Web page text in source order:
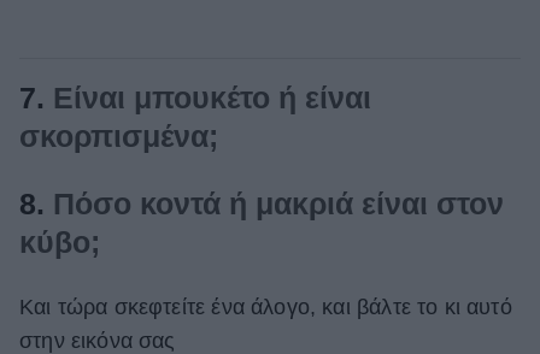
7. Είναι μπουκέτο ή είναι
σκορπισμένα;
8. Πόσο κοντά ή μακριά είναι στον
κύβο;
Και τώρα σκεφτείτε ένα άλογο, και βάλτε το κι αυτό
στην εικόνα σας